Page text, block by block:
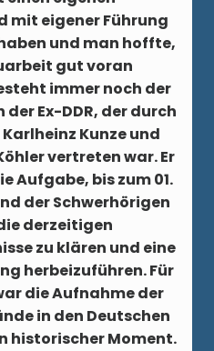
mit eigener Führung
und man hoffte,
gut voran
immer noch der
Ex-DDR, der durch
Kunze und
vertreten war. Er
Aufgabe, bis zum 01.
der Schwerhörigen
derzeitigen
zu klären und eine
herbeizuführen. Für
die Aufnahme der
in den Deutschen
historischer Moment.